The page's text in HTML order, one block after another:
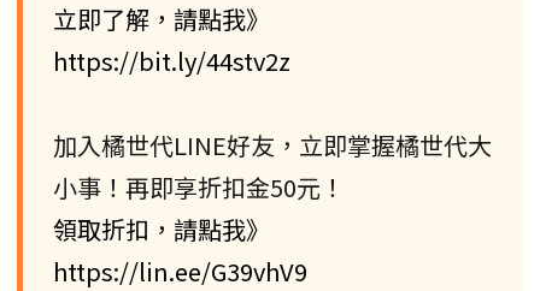
立即了解，請點我》
https://bit.ly/44stv2z
加入橘世代LINE好友，立即掌握橘世代大
小事！再即享折扣金50元！
領取折扣，請點我》
https://lin.ee/G39vhV9